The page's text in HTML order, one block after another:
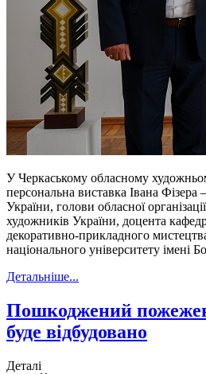
У Черкаському обласному
персональна виставка Івана
України, голови обласної
художників України, доцента
декоративно-прикладного
національного університету імені
Детальніше...
Пошкоджений
буде відбудовано
Деталі